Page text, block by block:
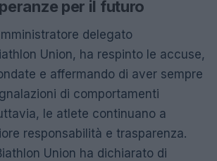
per il futuro
delegato
Union, ha respinto le accuse,
e affermando di aver sempre
di comportamenti
le atlete continuano a
responsabilità e trasparenza.
Union ha dichiarato di